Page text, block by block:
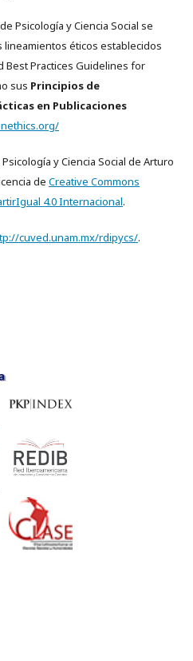
Psicología y Ciencia Social se
lineamientos éticos establecidos
Best Practices Guidelines for
sus Principios de
en Publicaciones
y Ciencia Social de Arturo
de Creative Commons
4.0 Internacional.
cuved.unam.mx/rdipycs/.